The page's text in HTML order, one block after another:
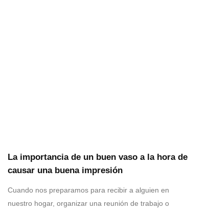
La importancia de un buen vaso a la hora de
causar una buena impresión
Cuando nos preparamos para recibir a alguien en
nuestro hogar, organizar una reunión de trabajo o